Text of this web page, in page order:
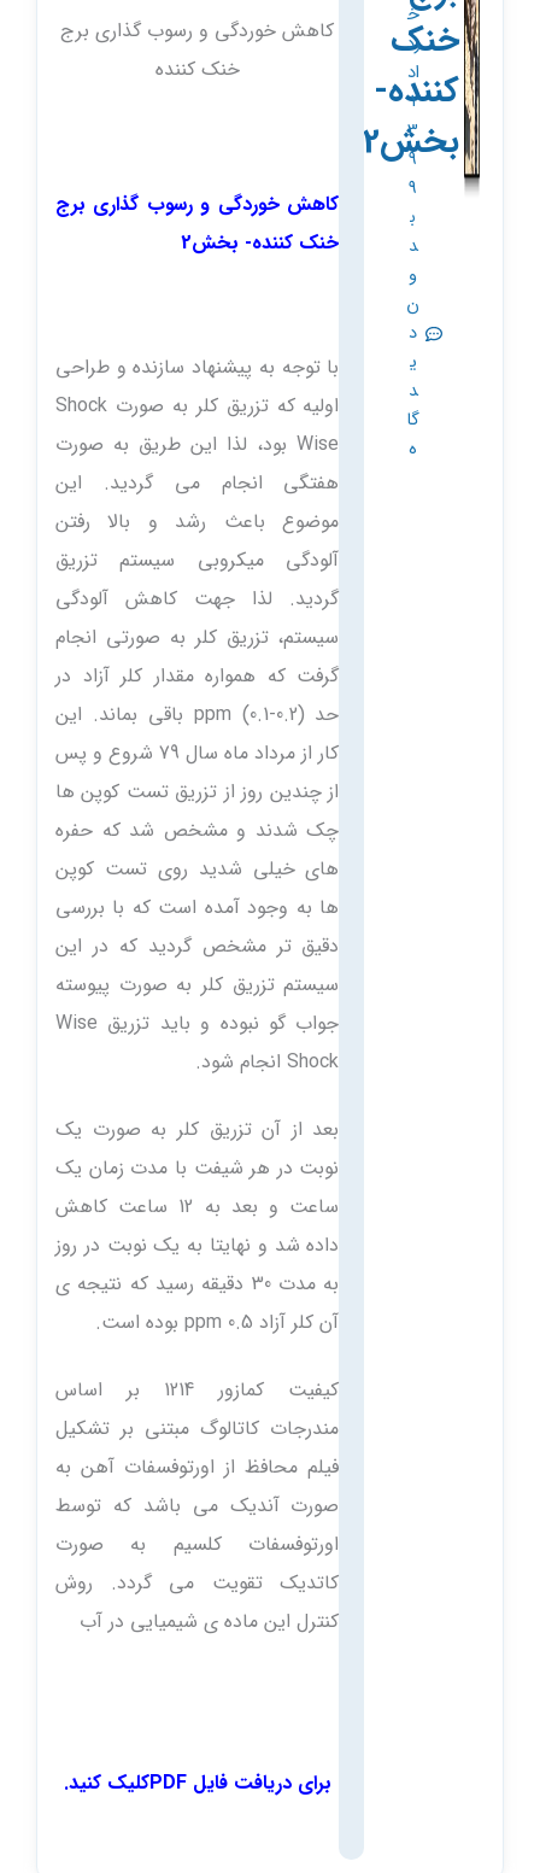
خنک
کننده-
بخش2
خ
رد
اد
1
3
9
9
ب
د
و
ن
د
ی
د
گا
ه
کاهش خوردگی و رسوب گذاری برج
خنک کننده
کاهش خوردگی و رسوب گذاری برج
خنک کننده- بخش2
با توجه به پیشنهاد سازنده و طراحی
اولیه که تزریق کلر به صورت Shock
Wise بود، لذا این طریق به صورت
هفتگی انجام می گردید. این
موضوع باعث رشد و بالا رفتن
آلودگی میکروبی سیستم تزریق
گردید. لذا جهت کاهش آلودگی
سیستم، تزریق کلر به صورتی انجام
گرفت که همواره مقدار کلر آزاد در
حد ppm (0.1-0.2) باقی بماند. این
کار از مرداد ماه سال 79 شروع و پس
از چندین روز از تزریق تست کوپن ها
چک شدند و مشخص شد که حفره
های خیلی شدید روی تست کوپن
ها به وجود آمده است که با بررسی
دقیق تر مشخص گردید که در این
سیستم تزریق کلر به صورت پیوسته
جواب گو نبوده و باید تزریق Wise
Shock انجام شود.
بعد از آن تزریق کلر به صورت یک
نوبت در هر شیفت با مدت زمان یک
ساعت و بعد به 12 ساعت کاهش
داده شد و نهایتا به یک نوبت در روز
به مدت 30 دقیقه رسید که نتیجه ی
آن کلر آزاد 0.5 ppm بوده است.
کیفیت کمازور 1214 بر اساس
مندرجات کاتالوگ مبتنی بر تشکیل
فیلم محافظ از اورتوفسفات آهن به
صورت آندیک می باشد که توسط
اورتوفسفات کلسیم به صورت
کاتدیک تقویت می گردد. روش
کنترل این ماده ی شیمیایی در آب
برای دریافت فایل PDFکلیک کنید.